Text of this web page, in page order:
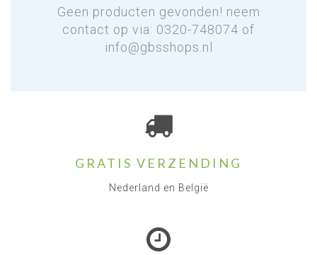
Geen producten gevonden! neem
contact op via: 0320-748074 of
info@gbsshops.nl
GRATIS VERZENDING
Nederland en België